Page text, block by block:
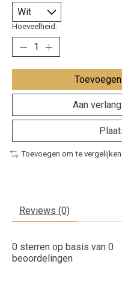
Hoeveelheid:
Aan
Toevoegen om te vergelijken
Reviews (0)
0 sterren op basis van 0
beoordelingen